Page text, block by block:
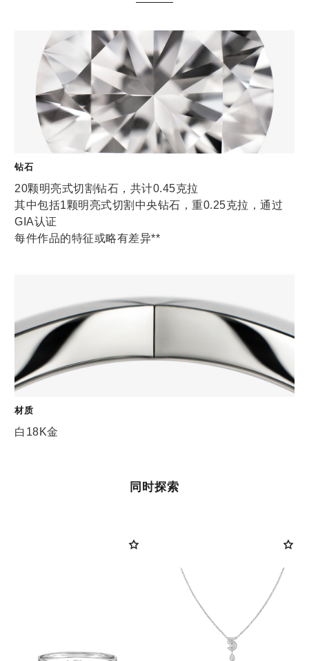
钻石
20颗明亮式切割钻石，共计0.45克拉
其中包括1颗明亮式切割中央钻石，重0.25克拉，通过
GIA认证
每件作品的特征或略有差异**
材质
白18K金
同时探索